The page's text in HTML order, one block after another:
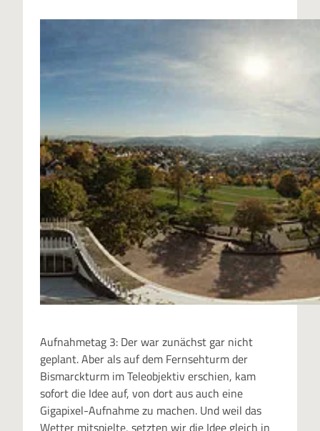
Aufnahmetag 3: Der war zunächst gar nicht
geplant. Aber als auf dem Fernsehturm der
Bismarckturm im Teleobjektiv erschien, kam
sofort die Idee auf, von dort aus auch eine
Gigapixel-Aufnahme zu machen. Und weil das
Wetter mitspielte, setzten wir die Idee gleich in